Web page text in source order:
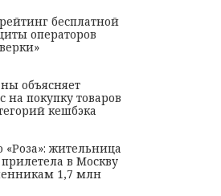
бесплатной
операторов
объясняет
на покупку товаров
кешбэка
«Роза»: жительница
в Москву
1,7 млн